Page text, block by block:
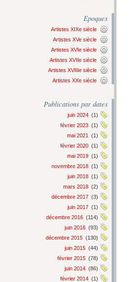
Epoques
Artistes XIXe siècle
Artistes XVe siècle
Artistes XVIe siècle
Artistes XVIIe siècle
Artistes XVIIIe siècle
Artistes XXe siècle
Publications par dates
juin 2024 (1)
février 2023 (1)
mai 2021
(1)
février 2020 (1)
mai 2019 (1)
novembre 2018 (1)
juin 2018 (1)
mars 2018 (2)
décembre 2017 (3)
juin 2017 (1)
décembre 2016 (114)
juin 2016 (93)
décembre 2015 (130)
juin 2015 (44)
février 2015 (78)
juin 2014 (86)
février 2014 (1)